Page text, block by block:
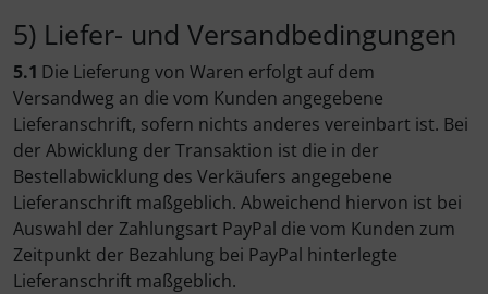
5) Liefer- und Versandbedingungen
5.1 Die Lieferung von Waren erfolgt auf dem
Versandweg an die vom Kunden angegebene
Lieferanschrift, sofern nichts anderes vereinbart ist. Bei
der Abwicklung der Transaktion ist die in der
Bestellabwicklung des Verkäufers angegebene
Lieferanschrift maßgeblich. Abweichend hiervon ist bei
Auswahl der Zahlungsart PayPal die vom Kunden zum
Zeitpunkt der Bezahlung bei PayPal hinterlegte
Lieferanschrift maßgeblich.